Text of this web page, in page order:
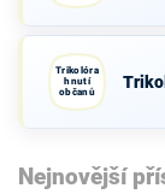
Trikolóra
hnutí
občanů
Nejnovější